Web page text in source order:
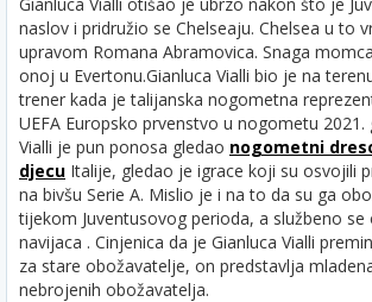
naslov i pridružio se Chelseaju. Chelsea u to
upravom Romana Abramovica. Snaga
onoj u Evertonu.Gianluca Vialli bio je na
trener kada je talijanska nogometna
UEFA Europsko prvenstvo u nogometu 2021.
Vialli je pun ponosa gledao nogometni
djecu Italije, gledao je igrace koji su osvojili
na bivšu Serie A. Mislio je i na to da su ga
tijekom Juventusovog perioda, a službeno
navijaca . Cinjenica da je Gianluca Vialli
za stare obožavatelje, on predstavlja
nebrojenih obožavatelja.